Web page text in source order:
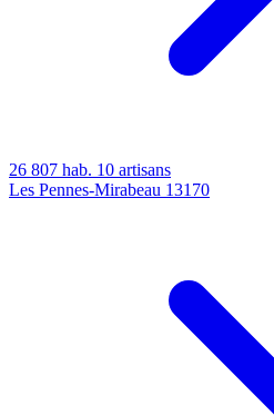
26 807 hab. 10 artisans
Les Pennes-Mirabeau 13170